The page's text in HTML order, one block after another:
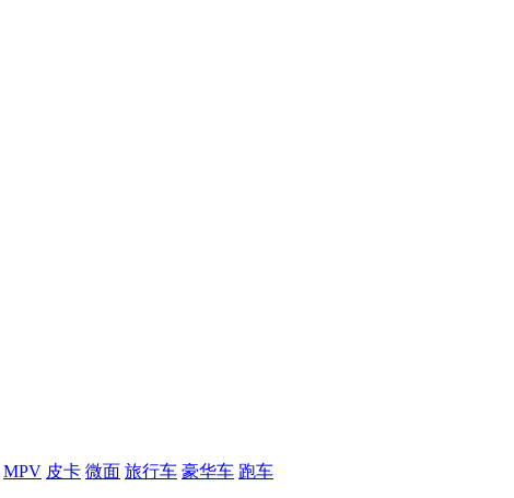
MPV 皮卡 微面 旅行车 豪华车 跑车